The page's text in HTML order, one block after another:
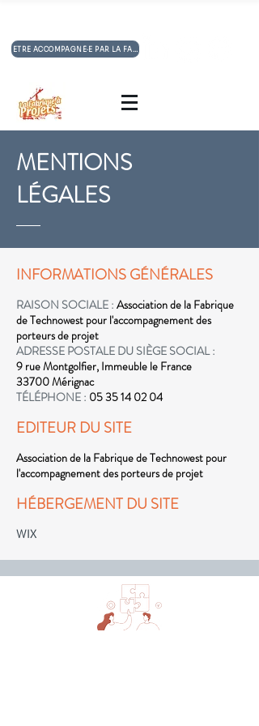
ETRE ACCOMPAGNÉ·E PAR LA FABRIQUE A PROJETS
MENTIONS
LÉGALES
INFORMATIONS GÉNÉRALES
RAISON SOCIALE : Association de la Fabrique
de Technowest pour l'accompagnement des
porteurs de projet
ADRESSE POSTALE DU SIÈGE SOCIAL :
9 rue Montgolfier, Immeuble le France
33700 Mérignac
TÉLÉPHONE : 05 35 14 02 04
EDITEUR DU SITE
Association de la Fabrique de Technowest pour
l'accompagnement des porteurs de projet
HÉBERGEMENT DU SITE
WIX